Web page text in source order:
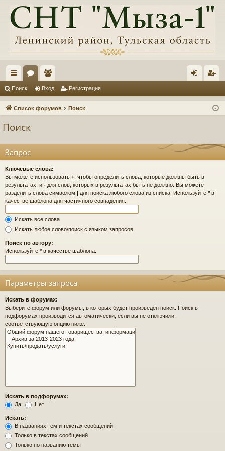
с
ы ум
ол
ьз д ис
ия
Поиск Вход Регистрация
Список форумов Поиск
Поиск
Запрос
Ключевые слова:
Вы можете использовать + , чтобы определить слова, которые должны быть в
результатах, и - для слов, которых в результатах быть не должно. Вы можете
разделить слова символом | для поиска любого слова из списка. Используйте *в
качестве шаблона для частичного совпадения.
Искать все слова
Искать любое слово/поиск с языком запросов
Поиск по автору:
Используйте * в качестве шаблона.
Параметры запроса
Искать в форумах:
Выберите форум или форумы, в которых будет произведён поиск. Поиск в
подфорумах производится автоматически, если вы не отключили
соответствующую опцию ниже.
Искать в подфорумах:
Да
Нет
Искать:
В названиях тем и текстах сообщений
Только в текстах сообщений
Только по названию темы